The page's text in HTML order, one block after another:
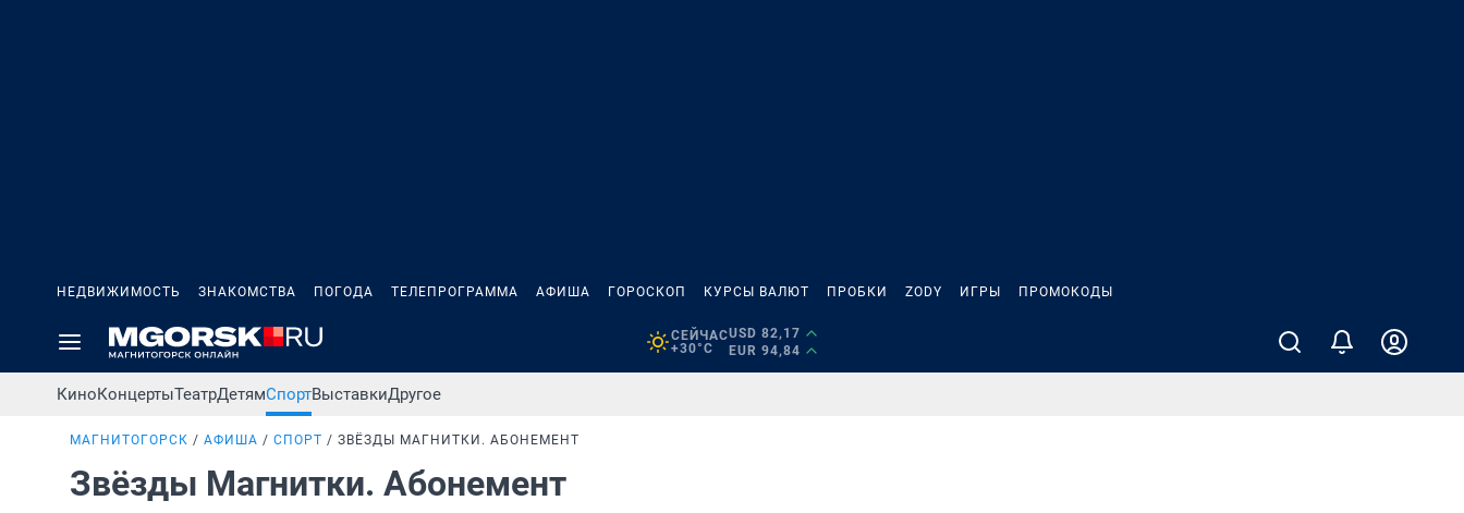
НЕДВИЖИМОСТЬ ЗНАКОМСТВА ПОГОДА ТЕЛЕПРОГРАММА АФИША ГОРОСКОП КУРСЫ ВАЛЮТ ПРОБКИ ZODY ИГРЫ ПРОМОКОДЫ
СЕЙЧАС
+30°C
USD 82,17
EUR 94,84
КиноКонцертыТеатрДетямСпортВыставкиДругое
МАГНИТОГОРСК АФИША СПОРТ ЗВЁЗДЫ МАГНИТКИ. АБОНЕМЕНТ
Звёзды Магнитки. Абонемент